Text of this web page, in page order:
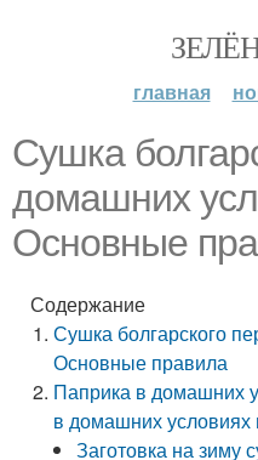
главная
Сушка
домашних
Основные
Содержание
Сушка болгарского
Основные правила
Паприка в домашних
в домашних условиях
Заготовка на зиму